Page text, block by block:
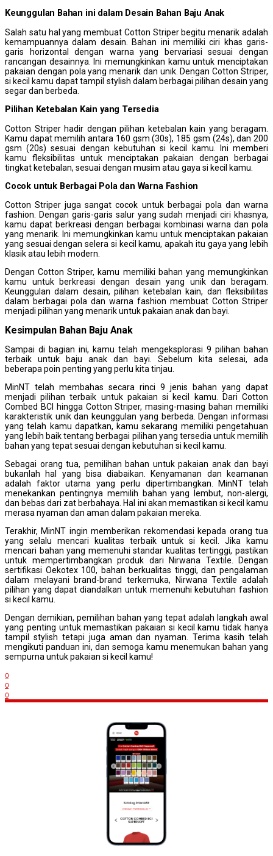
Keunggulan Bahan ini dalam Desain Bahan Baju Anak
Salah satu hal yang membuat Cotton Striper begitu menarik adalah
kemampuannya dalam desain. Bahan ini memiliki ciri khas garis-
garis horizontal dengan warna yang bervariasi sesuai dengan
rancangan desainnya. Ini memungkinkan kamu untuk menciptakan
pakaian dengan pola yang menarik dan unik. Dengan Cotton Striper,
si kecil kamu dapat tampil stylish dalam berbagai pilihan desain yang
segar dan berbeda.
Pilihan Ketebalan Kain yang Tersedia
Cotton Striper hadir dengan pilihan ketebalan kain yang beragam.
Kamu dapat memilih antara 160 gsm (30s), 185 gsm (24s), dan 200
gsm (20s) sesuai dengan kebutuhan si kecil kamu. Ini memberi
kamu fleksibilitas untuk menciptakan pakaian dengan berbagai
tingkat ketebalan, sesuai dengan musim atau gaya si kecil kamu.
Cocok untuk Berbagai Pola dan Warna Fashion
Cotton Striper juga sangat cocok untuk berbagai pola dan warna
fashion. Dengan garis-garis salur yang sudah menjadi ciri khasnya,
kamu dapat berkreasi dengan berbagai kombinasi warna dan pola
yang menarik. Ini memungkinkan kamu untuk menciptakan pakaian
yang sesuai dengan selera si kecil kamu, apakah itu gaya yang lebih
klasik atau lebih modern.
Dengan Cotton Striper, kamu memiliki bahan yang memungkinkan
kamu untuk berkreasi dengan desain yang unik dan beragam.
Keunggulan dalam desain, pilihan ketebalan kain, dan fleksibilitas
dalam berbagai pola dan warna fashion membuat Cotton Striper
menjadi pilihan yang menarik untuk pakaian anak dan bayi.
Kesimpulan Bahan Baju Anak
Sampai di bagian ini, kamu telah mengeksplorasi 9 pilihan bahan
terbaik untuk baju anak dan bayi. Sebelum kita selesai, ada
beberapa poin penting yang perlu kita tinjau.
MinNT telah membahas secara rinci 9 jenis bahan yang dapat
menjadi pilihan terbaik untuk pakaian si kecil kamu. Dari Cotton
Combed BCI hingga Cotton Striper, masing-masing bahan memiliki
karakteristik unik dan keunggulan yang berbeda. Dengan informasi
yang telah kamu dapatkan, kamu sekarang memiliki pengetahuan
yang lebih baik tentang berbagai pilihan yang tersedia untuk memilih
bahan yang tepat sesuai dengan kebutuhan si kecil kamu.
Sebagai orang tua, pemilihan bahan untuk pakaian anak dan bayi
bukanlah hal yang bisa diabaikan. Kenyamanan dan keamanan
adalah faktor utama yang perlu dipertimbangkan. MinNT telah
menekankan pentingnya memilih bahan yang lembut, non-alergi,
dan bebas dari zat berbahaya. Hal ini akan memastikan si kecil kamu
merasa nyaman dan aman dalam pakaian mereka.
Terakhir, MinNT ingin memberikan rekomendasi kepada orang tua
yang selalu mencari kualitas terbaik untuk si kecil. Jika kamu
mencari bahan yang memenuhi standar kualitas tertinggi, pastikan
untuk mempertimbangkan produk dari Nirwana Textile. Dengan
sertifikasi Oekotex 100, bahan berkualitas tinggi, dan pengalaman
dalam melayani brand-brand terkemuka, Nirwana Textile adalah
pilihan yang dapat diandalkan untuk memenuhi kebutuhan fashion
si kecil kamu.
Dengan demikian, pemilihan bahan yang tepat adalah langkah awal
yang penting untuk memastikan pakaian si kecil kamu tidak hanya
tampil stylish tetapi juga aman dan nyaman. Terima kasih telah
mengikuti panduan ini, dan semoga kamu menemukan bahan yang
sempurna untuk pakaian si kecil kamu!
0
0
0